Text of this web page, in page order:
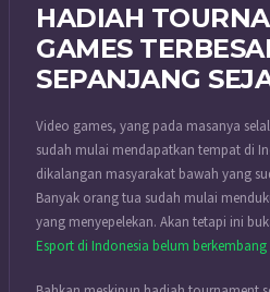
HADIAH
GAMES
SEPANJANG
Video games, yang pada masanya
sudah mulai mendapatkan tempat di
dikalangan masyarakat bawah yang
Banyak orang tua sudah mulai
yang menyepelekan. Akan tetapi ini
Esport di Indonesia belum berkembang